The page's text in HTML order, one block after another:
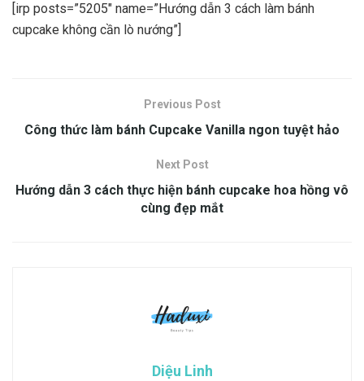
[irp posts=”5205″ name=”Hướng dẫn 3 cách làm bánh
cupcake không cần lò nướng”]
Previous Post
Công thức làm bánh Cupcake Vanilla ngon tuyệt hảo
Next Post
Hướng dẫn 3 cách thực hiện bánh cupcake hoa hồng vô
cùng đẹp mắt
Diệu Linh